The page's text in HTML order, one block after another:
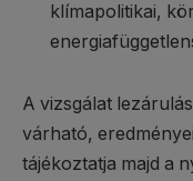
klímapolitikai,
A vizsgálat
várható,
tájékoztatja majd a